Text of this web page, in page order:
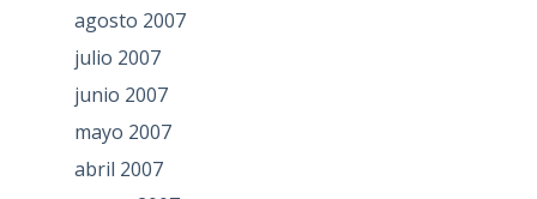
agosto 2007
julio 2007
junio 2007
mayo 2007
abril 2007